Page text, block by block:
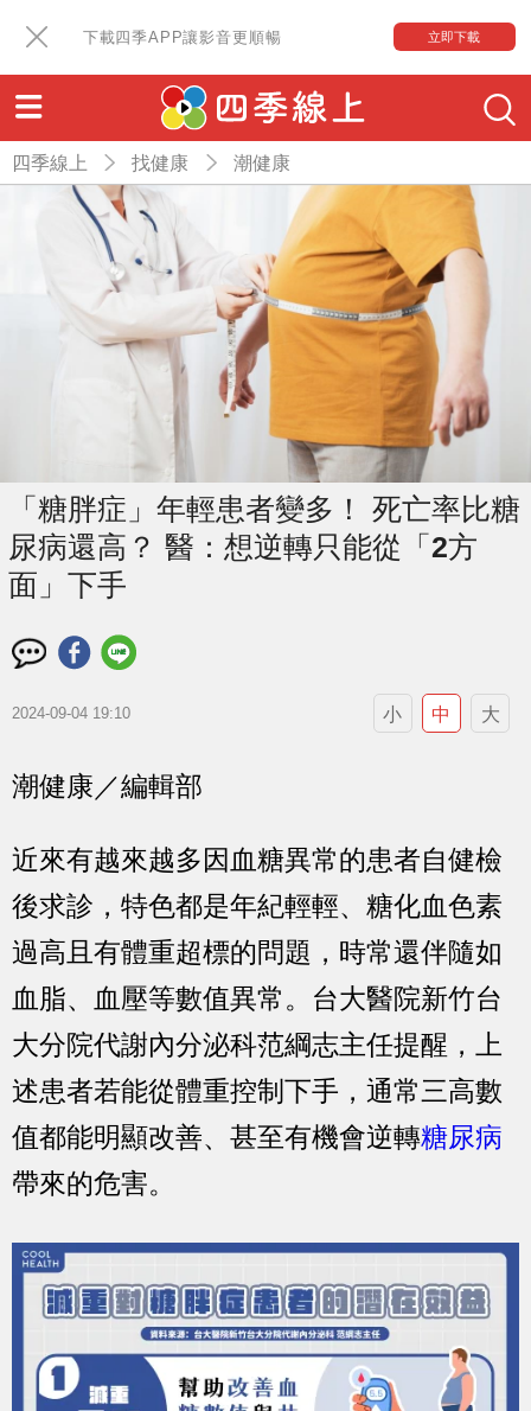
下載四季APP讓影音更順暢 立即下載
四季線上 找健康 潮健康
「糖胖症」年輕患者變多！ 死亡率比糖
尿病還高？ 醫：想逆轉只能從「2方
面」下手
2024-09-04 19:10 小 中 大
潮健康／編輯部
近來有越來越多因血糖異常的患者自健檢
後求診，特色都是年紀輕輕、糖化血色素
過高且有體重超標的問題，時常還伴隨如
血脂、血壓等數值異常。台大醫院新竹台
大分院代謝內分泌科范綱志主任提醒，上
述患者若能從體重控制下手，通常三高數
值都能明顯改善、甚至有機會逆轉糖尿病
帶來的危害。